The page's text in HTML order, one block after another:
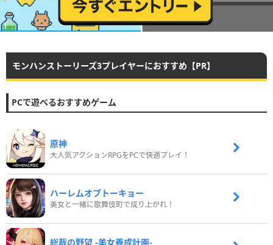
モンハンストーリーズ3プレイヤーにおすすめ【PR】
PCで遊べるおすすめゲーム
原神
大人気アクションRPGをPCで快適プレイ！
ハーレムオブトーキョー
美女と一緒に歌舞伎町で成り上がれ！
総裁の野望 -美女養成計画-